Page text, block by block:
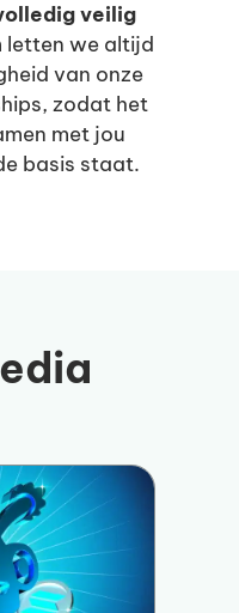
veilig
letten we altijd
van onze
zodat het
met jou
basis staat.